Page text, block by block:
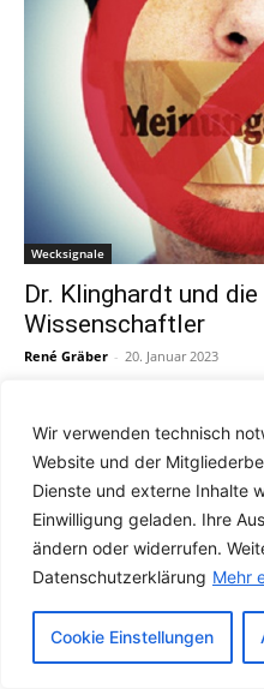
Wir verwenden technisch
Website und der
Dienste und externe Inhalte
Einwilligung geladen. Ihre
ändern oder widerrufen.
Datenschutzerklärung Mehr
Cookie Einstellungen
Wecksignale
Dr. Klinghardt und
Wissenschaftler
René Gräber - 20. Januar 2023
© Newspaper